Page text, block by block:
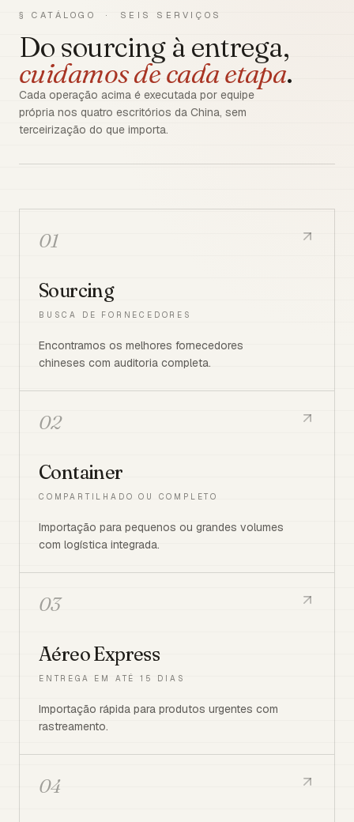
§ CATÁLOGO · SEIS SERVIÇOS
Do sourcing à entrega,
cuidamos de cada etapa.
Cada operação acima é executada por equipe
própria nos quatro escritórios da China, sem
terceirização do que importa.
01
Sourcing
BUSCA DE FORNECEDORES
Encontramos os melhores fornecedores
chineses com auditoria completa.
02
Container
COMPARTILHADO OU COMPLETO
Importação para pequenos ou grandes volumes
com logística integrada.
03
Aéreo Express
ENTREGA EM ATÉ 15 DIAS
Importação rápida para produtos urgentes com
rastreamento.
04